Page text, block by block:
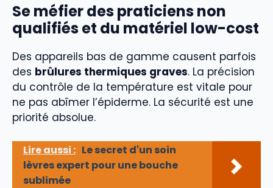
Se méfier des praticiens non
qualifiés et du matériel low-cost
Des appareils bas de gamme causent parfois
des brûlures thermiques graves. La précision
du contrôle de la température est vitale pour
ne pas abîmer l’épiderme. La sécurité est une
priorité absolue.
Lire aussi : Le secret d'un soin
lèvres expert pour une bouche
sublimée